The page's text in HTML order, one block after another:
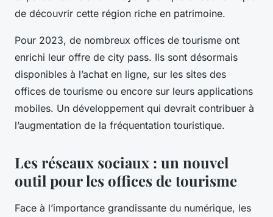
de découvrir cette région riche en patrimoine.
Pour 2023, de nombreux offices de tourisme ont
enrichi leur offre de city pass. Ils sont désormais
disponibles à l’achat en ligne, sur les sites des
offices de tourisme ou encore sur leurs applications
mobiles. Un développement qui devrait contribuer à
l’augmentation de la fréquentation touristique.
Les réseaux sociaux : un nouvel
outil pour les offices de tourisme
Face à l’importance grandissante du numérique, les